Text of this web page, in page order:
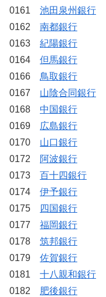
0161 池田泉州銀行
0162 南都銀行
0163 紀陽銀行
0164 但馬銀行
0166 鳥取銀行
0167 山陰合同銀行
0168 中国銀行
0169
広島銀行
0170 山口銀行
0172
阿波銀行
0173 百十四銀行
0174 伊予銀行
0175
四国銀行
0177 福岡銀行
0178 筑邦銀行
0179 佐賀銀行
0181 十八親和銀行
0182 肥後銀行